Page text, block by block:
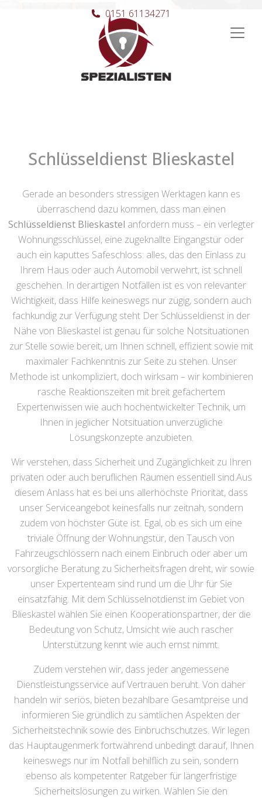
Hauptnavigation
0151 61134271
Schlüsseldienst Blieskastel
Gerade an besonders stressigen Werktagen kann es
überraschend dazu kommen, dass man einen
Schlüsseldienst Blieskastel anfordern muss – ein verlegter
Wohnungsschlüssel, eine zugeknallte Eingangstür oder
auch ein kaputtes Safeschloss: alles, das den Einlass zu
Ihrem Haus oder auch Automobil verwehrt, ist schnell
geschehen. In derartigen Notfällen ist es von relevanter
Wichtigkeit, dass Hilfe keineswegs nur zügig, sondern auch
fachkundig zur Verfügung steht Der Schlüsseldienst in der
Nähe von Blieskastel ist genau für solche Notsituationen
zur Stelle sowie bereit, um Ihnen schnell, effizient sowie mit
maximaler Fachkenntnis zur Seite zu stehen. Unser
Methode ist unkompliziert, doch wirksam – wir kombinieren
rasche Reaktionszeiten mit breit gefächertem
Expertenwissen wie auch hochentwickelter Technik, um
Ihnen in jeglicher Notsituation unverzügliche
Lösungskonzepte anzubieten.
Wir verstehen, dass Sicherheit und Zugänglichkeit zu Ihren
privaten oder auch beruflichen Räumen essentiell sind.Aus
diesem Anlass hat es bei uns allerhöchste Priorität, dass
unser Serviceangebot keinesfalls nur zeitnah, sondern
zudem von höchster Güte ist. Egal, ob es sich um eine
triviale Öffnung der Wohnungstür, den Tausch von
Fahrzeugschlössern nach einem Einbruch oder aber um
vorsorgliche Beratung zu Sicherheitsfragen dreht, wir sowie
unser Expertenteam sind rund um die Uhr für Sie
einsatzfähig. Mit dem Schlüsselnotdienst im Gebiet von
Blieskastel wählen Sie einen Kooperationspartner, der die
Bedeutung von Schutz, Umsicht wie auch rascher
Unterstützung kennt wie auch ernst nimmt.
Zudem verstehen wir, dass jeder angemessene
Dienstleistungsservice auf Vertrauen beruht. Von daher
handeln wir seriös, bieten bezahlbare Gesamtpreise und
informieren Sie gründlich zu sämtlichen Aspekten der
Sicherheitstechnik sowie des Einbruchschutzes. Wir legen
das Hauptaugenmerk fortwährend unbedingt darauf, Ihnen
keineswegs nur im Notfall behilflich zu sein, sondern
ebenso als kompetenter Ratgeber für längerfristige
Sicherheitslösungen zu wirken. Wählen Sie den